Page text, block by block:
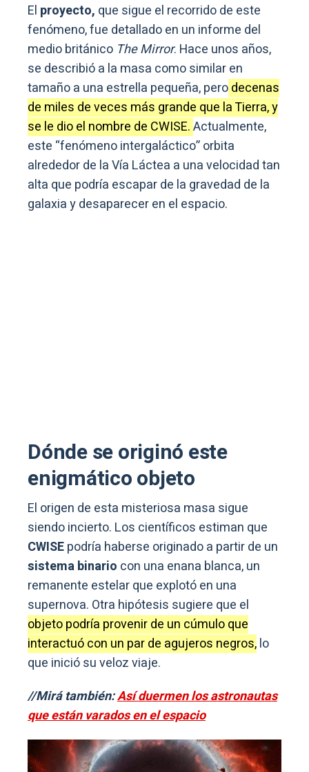
El proyecto, que sigue el recorrido de este
fenómeno, fue detallado en un informe del
medio británico The Mirror. Hace unos años,
se describió a la masa como similar en
tamaño a una estrella pequeña, perodecenas
de miles de veces más grande que la Tierra, y
se le dio el nombre de CWISE.Actualmente,
este “fenómeno intergaláctico” orbita
alrededor de la Vía Láctea a una velocidad tan
alta que podría escapar de la gravedad de la
galaxia y desaparecer en el espacio.
Dónde se originó este
enigmático objeto
El origen de esta misteriosa masa sigue
siendo incierto. Los científicos estiman que
CWISEpodría haberse originado a partir de un
sistema binario con una enana blanca, un
remanente estelar que explotó en una
supernova. Otra hipótesis sugiere que el
objeto podría provenir de un cúmulo que
interactuó con un par de agujeros negros,lo
que inició su veloz viaje.
//Mirá también:Así duermen los astronautas
que están varados en el espacio